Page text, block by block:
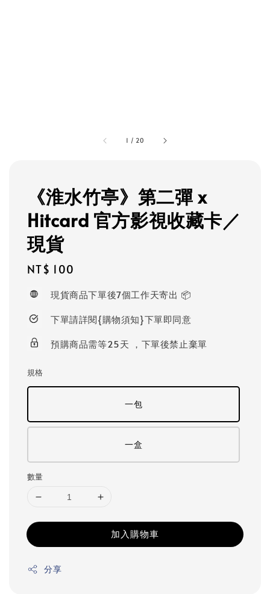
1 / 20
《淮水竹亭》第二彈 x
Hitcard 官方影視收藏卡／
現貨
Regular
NT$ 100
現貨商品下單後7個工作天寄出 📦
下單請詳閱{購物須知}下單即同意
預購商品需等25天 ，下單後禁止棄單
規格
一包
一盒
數量
加入購物車
分享